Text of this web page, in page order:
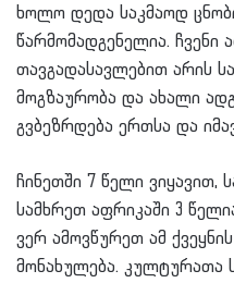
ხოლო დედა საკმაოდ
წარმომადგენელია. ჩვენი
თავგადასავლებით არის
მოგზაურობა და ახალი
გვბეზრდება ერთსა და
ჩინეთში 7 წელი ვიყავით,
სამხრეთ აფრიკაში 3
ვერ ამოვწურეთ ამ
მონახულება. კულტურათა